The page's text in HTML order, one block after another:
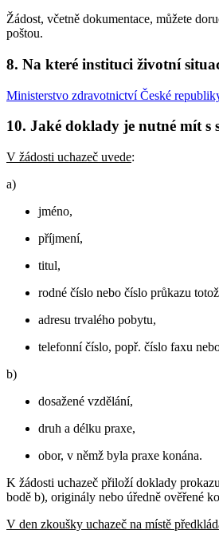
Žádost, včetně dokumentace, můžete
poštou.
8. Na které instituci životní
Ministerstvo zdravotnictví České
10. Jaké doklady je nutné mít s
V žádosti uchazeč uvede:
a)
jméno,
příjmení,
titul,
rodné číslo nebo číslo průkazu
adresu trvalého pobytu,
telefonní číslo, popř. číslo faxu
b)
dosažené vzdělání,
druh a délku praxe,
obor, v němž byla praxe konána.
K žádosti uchazeč přiloží doklady
bodě b), originály nebo úředně ověřené
V den zkoušky uchazeč na místě